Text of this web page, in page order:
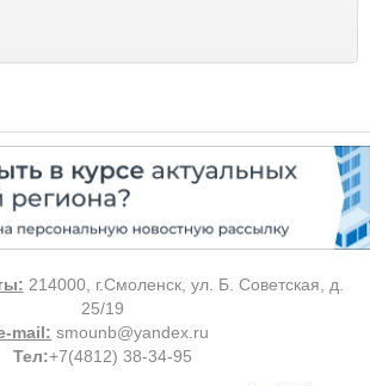
214000, г.Смоленск, ул. Б. Советская, д.
25/19
mail: smounb@yandex.ru
Тел:+7(4812) 38-34-95